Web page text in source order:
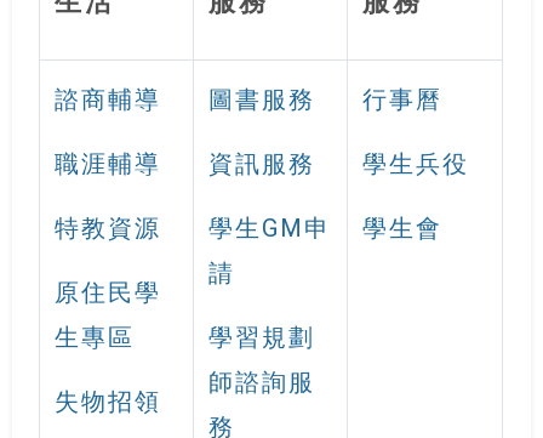
諮商輔導
職涯輔導
特教資源
原住民學
生專區
失物招領
圖書服務
資訊服務
學生GM申
請
學習規劃
師諮詢服
務
行事曆
學生兵役
學生會